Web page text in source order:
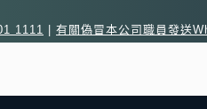
1111 有關偽冒本公司職員發送